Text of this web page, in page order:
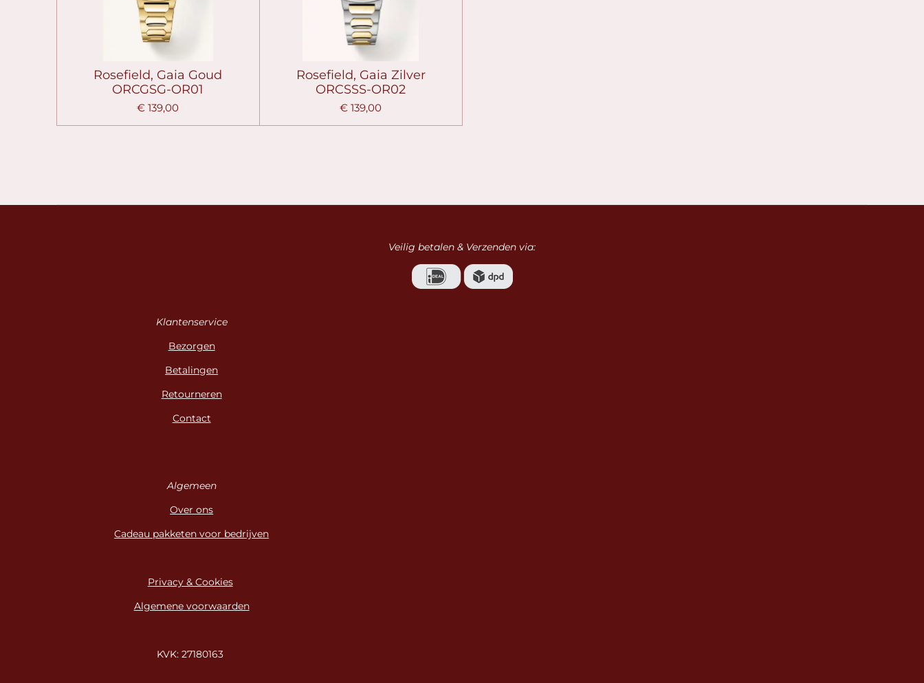
Rosefield, Gaia Goud
ORCGSG-OR01
€ 139,00
Rosefield, Gaia Zilver
ORCSSS-OR02
€ 139,00
Veilig betalen & Verzenden via:
Klantenservice
Bezorgen
Betalingen
Retourneren
Contact
Algemeen
Over ons
Cadeau pakketen voor bedrijven
Privacy & Cookies
Algemene voorwaarden
KVK: 27180163